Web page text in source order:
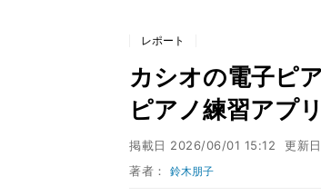
レポート
カシオの電子ピ
ピアノ練習アプ
掲載日 2026/06/01 15:12 更新日
著者：鈴木朋子